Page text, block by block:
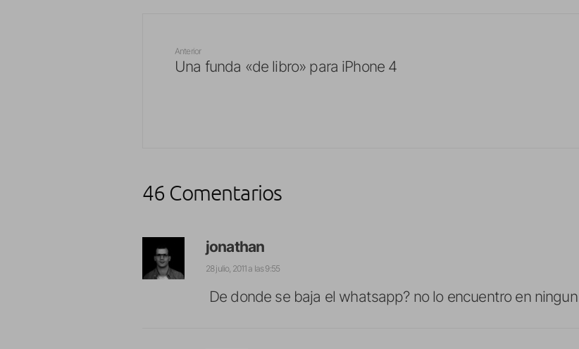
Anterior
Una funda «de libro» para iPhone 4
46 Comentarios
jonathan
28 julio, 2011 a las 9:55
De donde se baja el whatsapp? no lo encuentro en